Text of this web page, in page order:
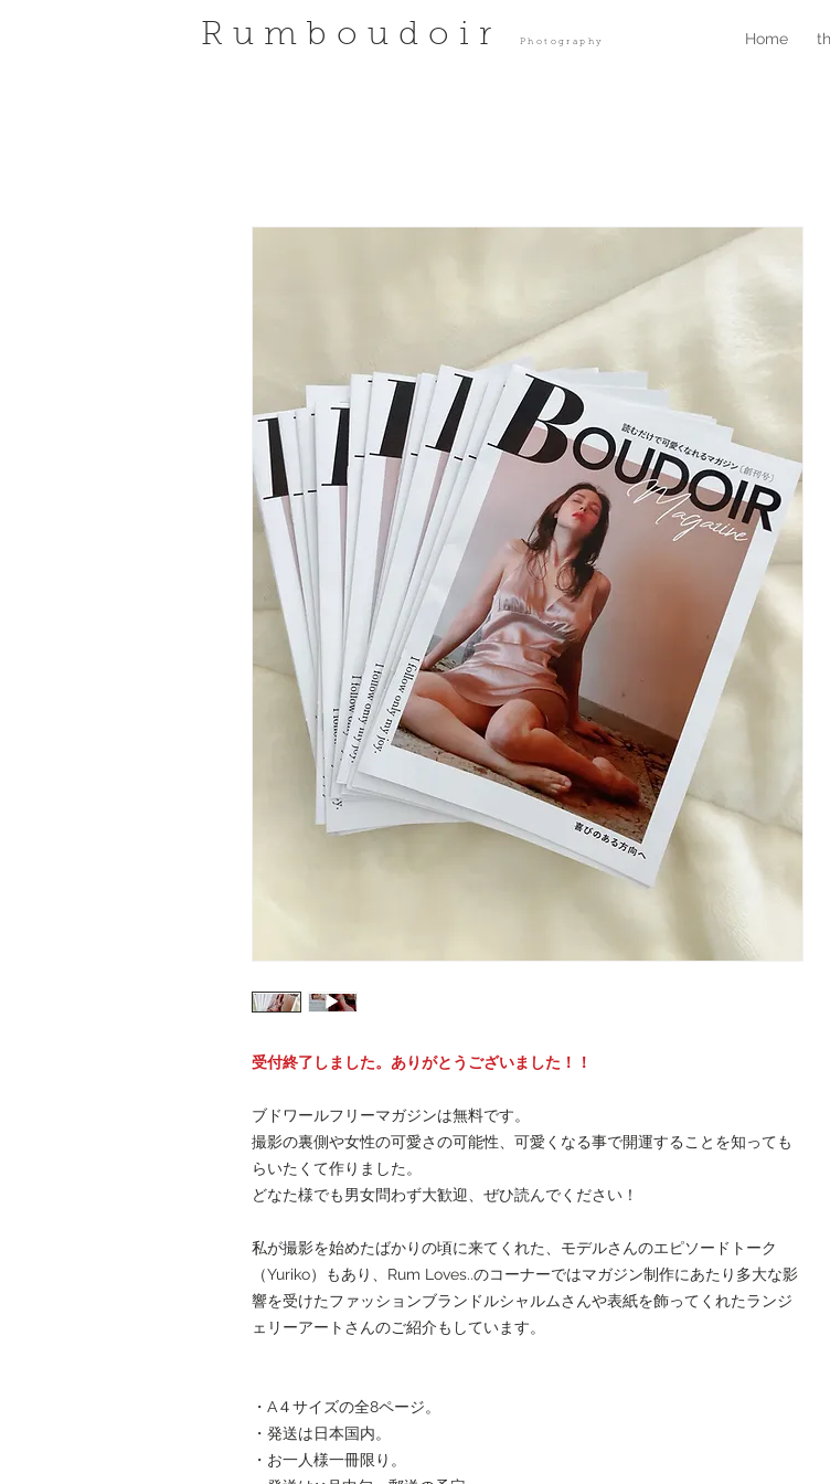
Home
Rumboudoir Photography
受付終了しました。ありがとうございました！！
ブドワールフリーマガジンは無料です。
撮影の裏側や女性の可愛さの可能性、可愛くなる事で開運することを知っても
らいたくて作りました。
どなた様でも男女問わず大歓迎、ぜひ読んでください！
私が撮影を始めたばかりの頃に来てくれた、モデルさんのエピソードトーク
（Yuriko）もあり、Rum Loves..のコーナーではマガジン制作にあたり多大な影
響を受けたファッションブランドルシャルムさんや表紙を飾ってくれたランジ
ェリーアートさんのご紹介もしています。
・A４サイズの全8ページ。
・発送は日本国内。
・お一人様一冊限り。